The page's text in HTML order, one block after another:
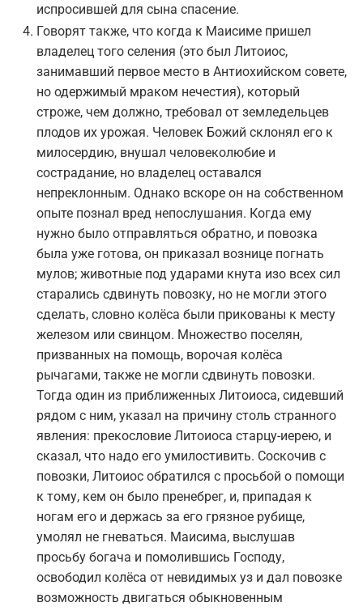
испросившей для сына спасение.
Говорят также, что когда к Маисиме пришел
владелец того селения (это был Литоиос,
занимавший первое место в Антиохийском совете,
но одержимый мраком нечестия), который
строже, чем должно, требовал от земледельцев
плодов их урожая. Человек Божий склонял его к
милосердию, внушал человеколюбие и
сострадание, но владелец оставался
непреклонным. Однако вскоре он на собственном
опыте познал вред непослушания. Когда ему
нужно было отправляться обратно, и повозка
была уже готова, он приказал вознице погнать
мулов; животные под ударами кнута изо всех сил
старались сдвинуть повозку, но не могли этого
сделать, словно колёса были прикованы к месту
железом или свинцом. Множество поселян,
призванных на помощь, ворочая колёса
рычагами, также не могли сдвинуть повозки.
Тогда один из приближенных Литоиоса, сидевший
рядом с ним, указал на причину столь странного
явления: прекословие Литоиоса старцу-иерею, и
сказал, что надо его умилостивить. Соскочив с
повозки, Литоиос обратился с просьбой о помощи
к тому, кем он было пренебрег, и, припадая к
ногам его и держась за его грязное рубище,
умолял не гневаться. Маисима, выслушав
просьбу богача и помолившись Господу,
освободил колёса от невидимых уз и дал повозке
возможность двигаться обыкновенным